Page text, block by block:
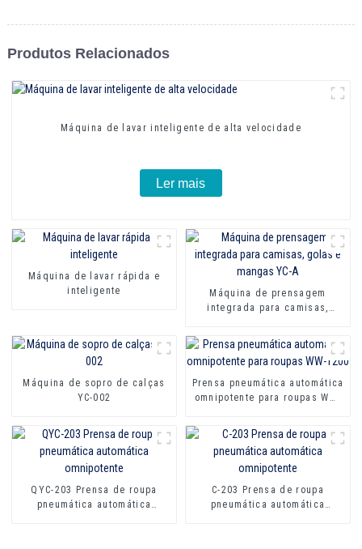
Produtos Relacionados
Máquina de lavar inteligente de alta velocidade
Ler mais
Máquina de lavar rápida e
inteligente
Máquina de prensagem
integrada para camisas,
Máquina de sopro de calças
YC-002
Prensa pneumática automática
omnipotente para roupas WW-
QYC-203 Prensa de roupa
pneumática automática
C-203 Prensa de roupa
pneumática automática